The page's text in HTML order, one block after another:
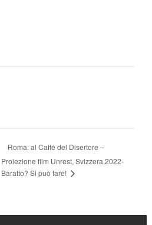
Roma: al Caffé del Disertore –
Proiezione film Unrest, Svizzera,2022-
Baratto? Si può fare!